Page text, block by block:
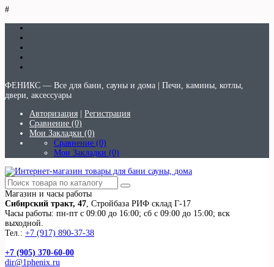
#
ФЕНИКС — Все для бани, сауны и дома | Печи, камины, котлы,
двери, аксессуары
Авторизация
Регистрация
Сравнение (0)
Мои Закладки (0)
Сравнение (0)
Мои Закладки (0)
Магазин и часы работы
Сибирский тракт, 47, Стройбаза РИФ склад Г-17
Часы работы: пн-пт с 09:00 до 16:00; сб с 09:00 до 15:00; вск
выходной.
Тел.: +7 (917) 890-37-38
+7 (905) 370-60-00
dir@1phenix.ru